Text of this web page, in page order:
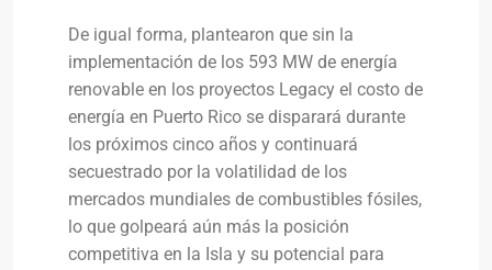
De igual forma, plantearon que sin la
implementación de los 593 MW de energía
renovable en los proyectos Legacy el costo de
energía en Puerto Rico se disparará durante
los próximos cinco años y continuará
secuestrado por la volatilidad de los
mercados mundiales de combustibles fósiles,
lo que golpeará aún más la posición
competitiva en la Isla y su potencial para